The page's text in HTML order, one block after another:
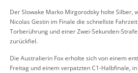
Der Slowake Marko Mirgorodsky holte Silber,
Nicolas Gestin im Finale die schnellste
Torberührung und einer Zwei-Sekunden-
zurückfiel.
Die Australierin Fox erholte sich von einem
Freitag und einem verpatzten C1-Halbfinale,